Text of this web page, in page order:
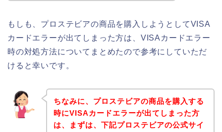
もしも、プロステビアの商品を購入しようとしてVISA
カードエラーが出てしまった方は、VISAカードエラー
時の対処方法についてまとめたので参考にしていただ
けると幸いです。
ちなみに、プロステビアの商品を購入する
時にVISAカードエラーが出てしまった方
は、まずは、下記プロステビアの公式サイ